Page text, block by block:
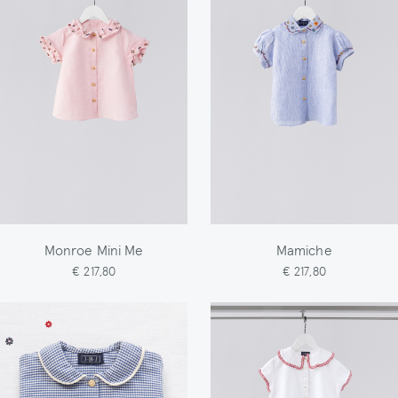
Monroe Mini Me
€ 217,80
Mamiche
€ 217,80